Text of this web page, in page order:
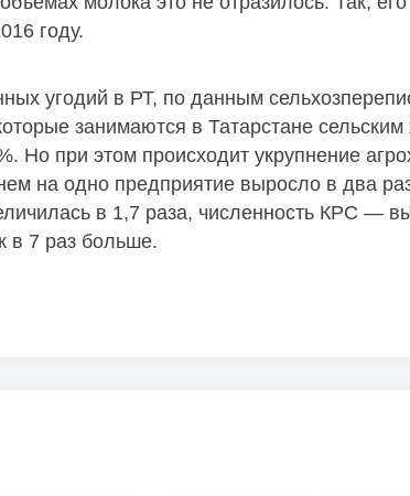
году.
угодий в РТ, по данным
занимаются в Татарстане сельским
Но при этом происходит укрупнение
на одно предприятие выросло в два
в 1,7 раза, численность КРС —
в 7 раз больше.